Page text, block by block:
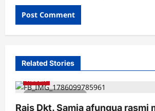
Related Stories
1 minute read
Habari
Rais Dkt. Samia afungua rasmi